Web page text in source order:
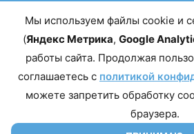
Главный редактор сетевого издания
редакции: 8(988)-292-94-34 Почта:
Дагестан, г. Махачкала, пр-т Насрутдинова,
Копирование и использование полных
цитирование возможно только при условии
Мы используем файлы cookie и
(Яндекс Метрика, Google
работы сайта. Продолжая
соглашаетесь с политикой
можете запретить обработку
браузера.